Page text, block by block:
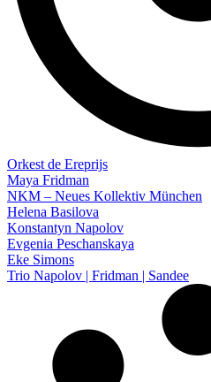
Orkest de Ereprijs
Maya Fridman
NKM – Neues Kollektiv München
Helena Basilova
Konstantyn Napolov
Evgenia Peschanskaya
Eke Simons
Trio Napolov | Fridman | Sandee